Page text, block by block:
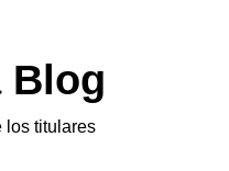
Blog
los titulares